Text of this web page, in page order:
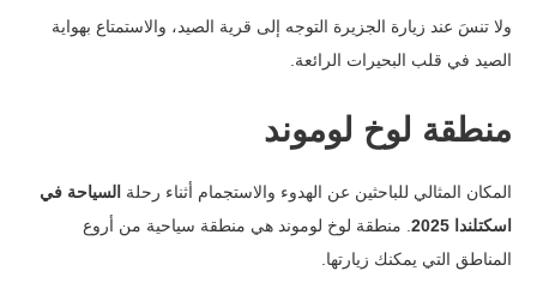
ولا تنسَ عند زيارة الجزيرة التوجه إلى قرية الصيد، والاستمتاع بهواية
الصيد في قلب البحيرات الرائعة.
منطقة لوخ لوموند
المكان المثالي للباحثين عن الهدوء والاستجمام أثناء رحلة السياحة في
اسكتلندا 2025
. منطقة لوخ لوموند هي منطقة سياحية من أروع
المناطق التي يمكنك زيارتها.